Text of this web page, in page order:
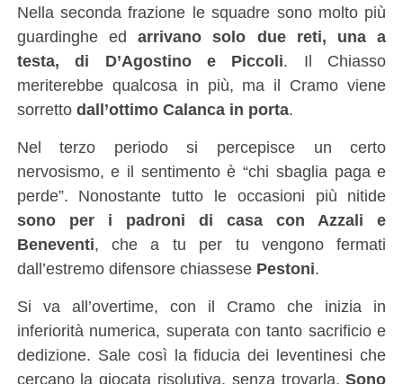
Nella seconda frazione le squadre sono molto più
guardinghe edarrivano solo due reti, una a
testa, di D’Agostino e Piccoli. Il Chiasso
meriterebbe qualcosa in più, ma il Cramo viene
sorretto dall’ottimo Calanca in porta.
Nel terzo periodo si percepisce un certo
nervosismo, e il sentimento è “chi sbaglia paga e
perde”. Nonostante tutto le occasioni più nitide
sono per i padroni di casa con Azzali e
Beneventi, che a tu per tu vengono fermati
dall’estremo difensore chiassese Pestoni.
Si va all’overtime, con il Cramo che inizia in
inferiorità numerica, superata con tanto sacrificio e
dedizione. Sale così la fiducia dei leventinesi che
cercano la giocata risolutiva, senza trovarla.Sono